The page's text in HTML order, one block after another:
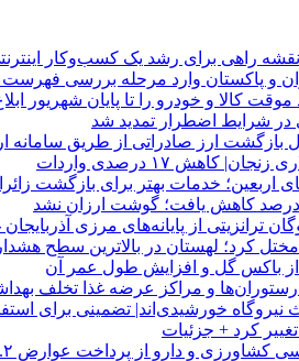
و پاکستان وارد مرحله بررسی فهرست
کالا و خودرو را تا پایان شهریور
شرایط اضطرار تمدید شد
ارز صادراتی از طریق سامانه
اربعین؛ خدمات بهتر برای بازگشت
کرد؛ لهستان در بالاترین سطح
از باکس گل و افزایش طول عمر آن
رستوران‌ها و مراکز عرضه غذا تخلف
خورشیدی‌اند| تضمینی برای
کرد + جزئیات